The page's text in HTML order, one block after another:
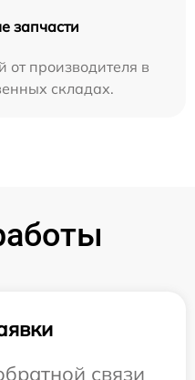
запчасти
от производителя в
складах.
связи